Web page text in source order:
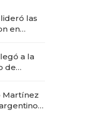
las
en
a la
de
Martínez